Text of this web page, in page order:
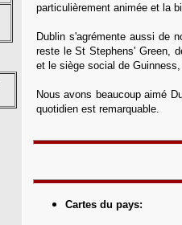
particulièrement animée et la
Dublin s'agrémente aussi de
reste le St Stephens' Green,
et le siège social de
Nous avons beaucoup aimé
quotidien est remarquable.
Cartes du pays: